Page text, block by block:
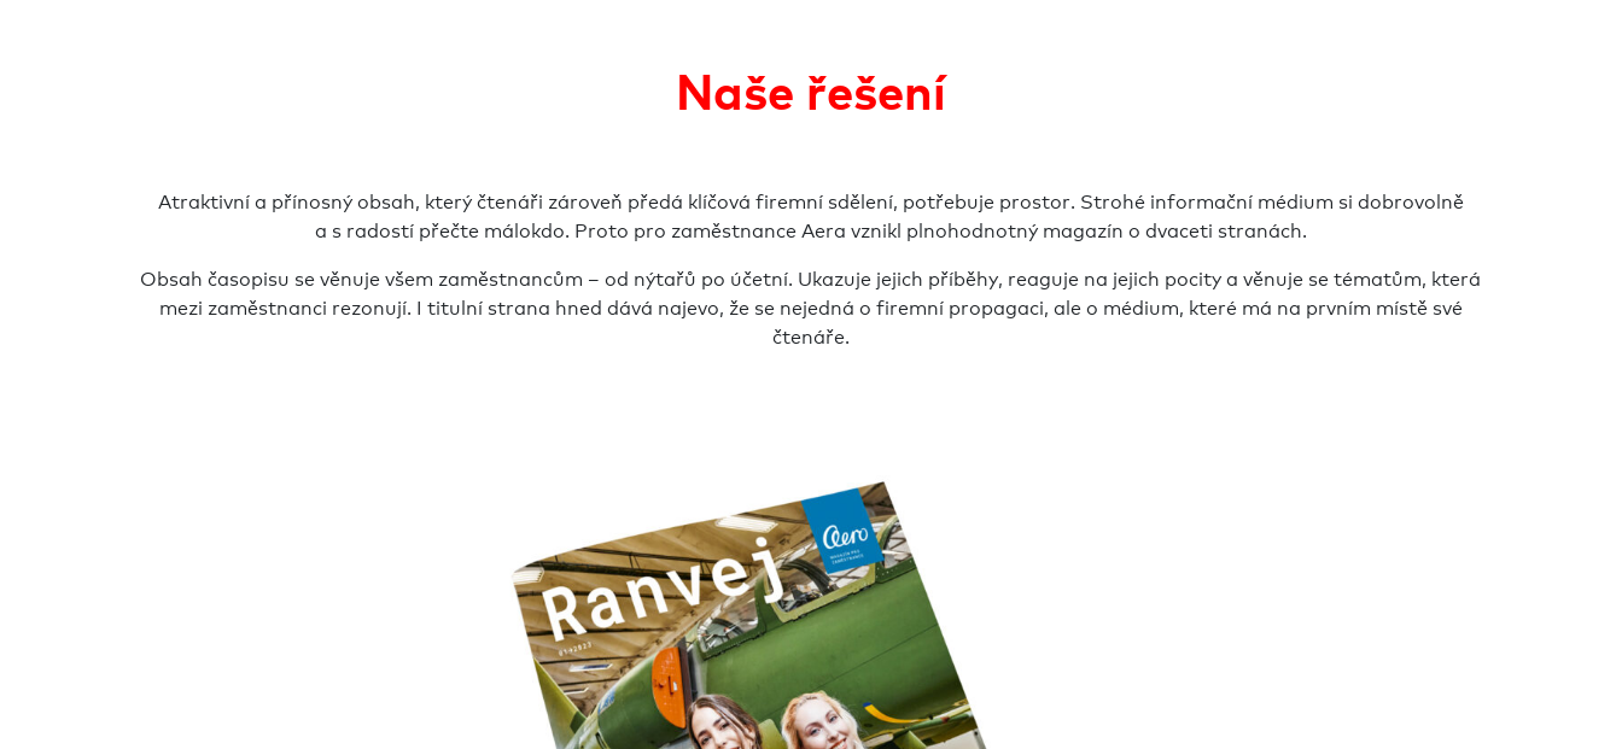
Naše řešení
Atraktivní a přínosný obsah, který čtenáři zároveň předá klíčová firemní sdělení, potřebuje prostor. Strohé informační médium si dobrovolně
a s radostí přečte málokdo. Proto pro zaměstnance Aera vznikl plnohodnotný magazín o dvaceti stranách.
Obsah časopisu se věnuje všem zaměstnancům – od nýtařů po účetní. Ukazuje jejich příběhy, reaguje na jejich pocity a věnuje se tématům, která
mezi zaměstnanci rezonují. I titulní strana hned dává najevo, že se nejedná o firemní propagaci, ale o médium, které má na prvním místě své
čtenáře.